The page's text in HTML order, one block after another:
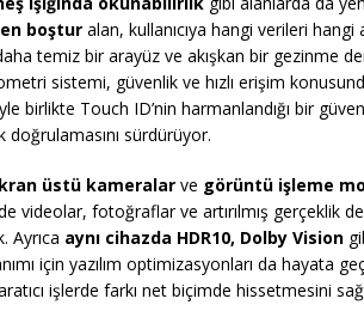
boştur alan, kullanıcıya hangi verileri hangi
temiz bir arayüz ve akışkan bir gezinme
sistemi, güvenlik ve hızlı erişim
birlikte Touch ID’nin harmanlandığı bir
sürdürüyor.
üstü kameralar ve görüntü işleme
videolar, fotoğraflar ve artırılmış gerçeklik
Ayrıca aynı cihazda HDR10, Dolby Vision
için yazılım optimizasyonları da hayata
işlerde farkı net biçimde hissetmesini